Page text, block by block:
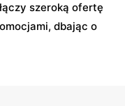
szeroką ofertę
dbając o